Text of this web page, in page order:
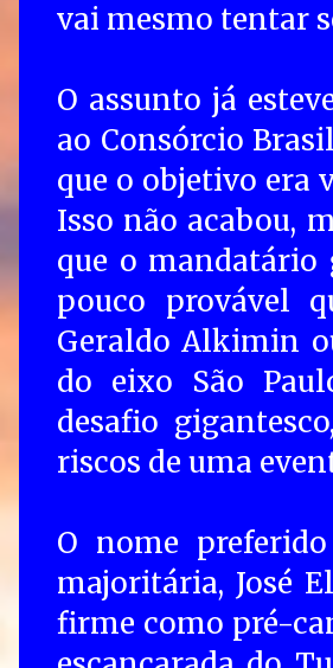
vai mesmo tentar
O assunto já
ao Consórcio
que o objetivo era
Isso não acabou,
que o mandatário
pouco provável
Geraldo Alkimin
do eixo São
desafio
riscos de uma
O nome
majoritária, José
firme como pré-